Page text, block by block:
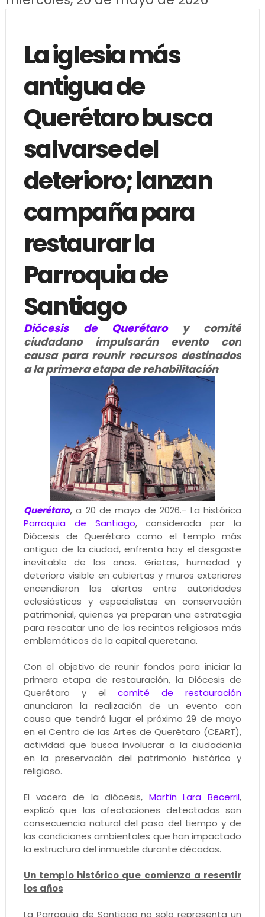
La iglesia más
antigua de
Querétaro busca
salvarse del
deterioro; lanzan
campaña para
restaurar la
Parroquia de
Santiago
Diócesis de Querétaroy comité
ciudadano impulsarán evento con
causa para reunir recursos destinados
a la primera etapa de rehabilitación
Querétaro,a 20 de mayo de 2026.- La histórica
Parroquia de Santiago, considerada por la
Diócesis de Querétaro como el templo más
antiguo de la ciudad, enfrenta hoy el desgaste
inevitable de los años. Grietas, humedad y
deterioro visible en cubiertas y muros exteriores
encendieron las alertas entre autoridades
eclesiásticas y especialistas en conservación
patrimonial, quienes ya preparan una estrategia
para rescatar uno de los recintos religiosos más
emblemáticos de la capital queretana.
Con el objetivo de reunir fondos para iniciar la
primera etapa de restauración, la Diócesis de
Querétaro y el comité de restauración
anunciaron la realización de un evento con
causa que tendrá lugar el próximo 29 de mayo
en el Centro de las Artes de Querétaro (CEART),
actividad que busca involucrar a la ciudadanía
en la preservación del patrimonio histórico y
religioso.
El vocero de la diócesis, Martín Lara Becerril,
explicó que las afectaciones detectadas son
consecuencia natural del paso del tiempo y de
las condiciones ambientales que han impactado
la estructura del inmueble durante décadas.
Un templo histórico que comienza a resentir
los años
La Parroquia de Santiago no solo representa un